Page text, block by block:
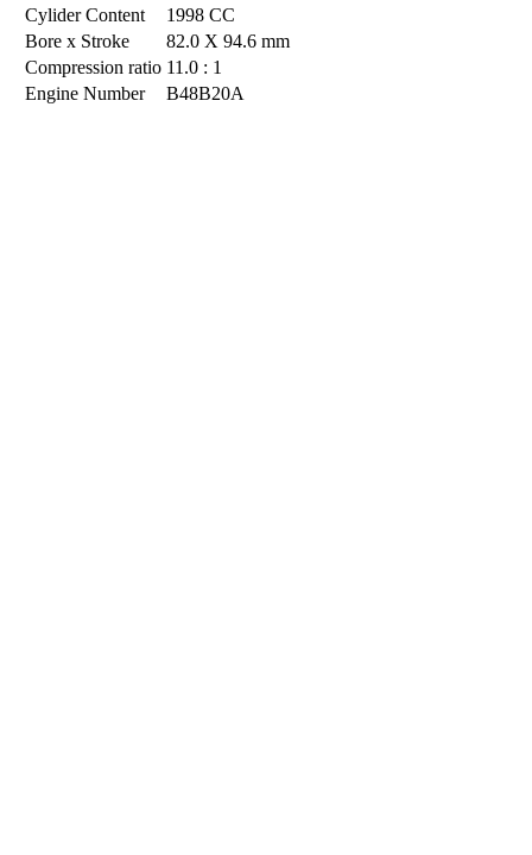
Cylider Content
1998 CC
Bore x Stroke
82.0 X 94.6 mm
Compression ratio 11.0 : 1
Engine Number
B48B20A